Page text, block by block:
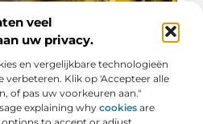
veel
uw privacy.
en vergelijkbare technologieën
verbeteren. Klik op 'Accepteer alle
of pas uw voorkeuren aan."
explaining why
cookies
to accept or adjust
schatten van een